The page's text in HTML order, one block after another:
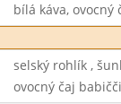
bílá káva,
selský rohlík ,
ovocný čaj